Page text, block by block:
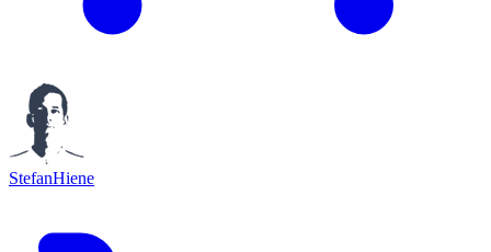
StefanHiene